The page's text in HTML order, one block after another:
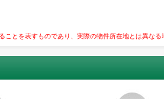
とを表すものであり、実際の物件所在地とは異なる